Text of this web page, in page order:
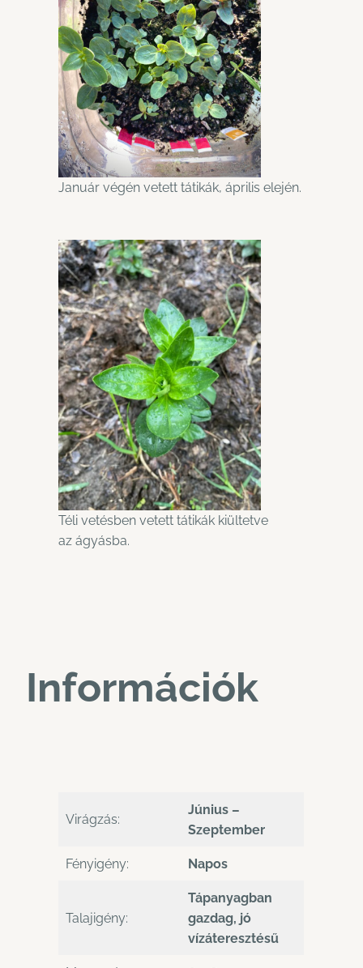
Január végén vetett tátikák, április elején.
Téli vetésben vetett tátikák kiültetve
az ágyásba.
Információk
Virágzás:
Június –
Szeptember
Fényigény: Napos
Talajigény:
Tápanyagban
gazdag, jó
vízáteresztésű